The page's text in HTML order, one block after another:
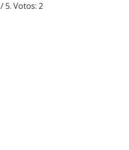
/ 5. Votos: 2